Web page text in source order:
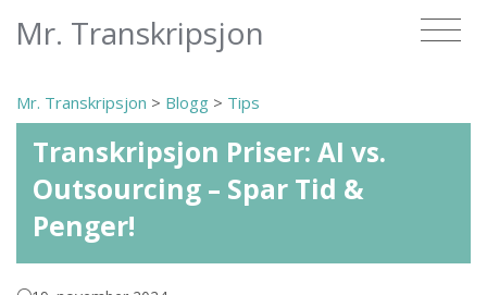
Mr. Transkripsjon
Mr. Transkripsjon > Blogg > Tips
Transkripsjon Priser: AI vs.
Outsourcing – Spar Tid &
Penger!